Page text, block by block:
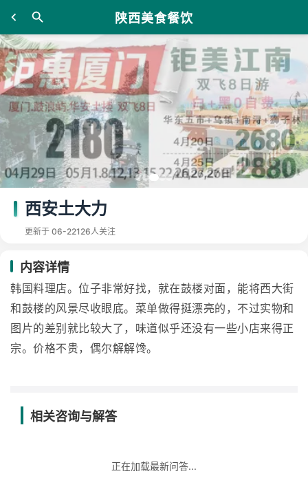
陕西美食餐饮
西安土大力
更新于 06-22126人关注
内容详情
韩国料理店。位子非常好找，就在鼓楼对面，能将西大街
和鼓楼的风景尽收眼底。菜单做得挺漂亮的，不过实物和
图片的差别就比较大了，味道似乎还没有一些小店来得正
宗。价格不贵，偶尔解解馋。
相关咨询与解答
正在加载最新问答...